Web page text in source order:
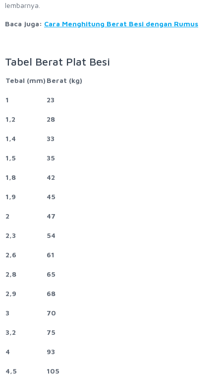
lembarnya.
Baca juga: Cara Menghitung Berat Besi dengan Rumus
Tabel Berat Plat Besi
Tebal (mm) Berat (kg)
1 23
1,2 28
1,4 33
1,5 35
1,8 42
1,9 45
2 47
2,3 54
2,6 61
2,8 65
2,9 68
3 70
3,2 75
4 93
4,5 105